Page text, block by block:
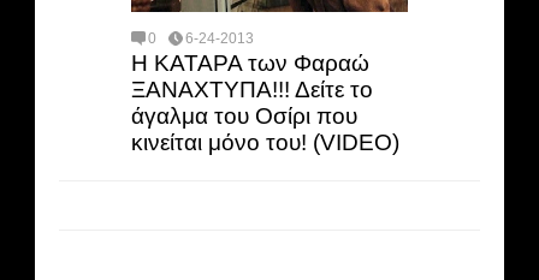
0 6-24-2013
Η ΚΑΤΑΡΑ των Φαραώ
ΞΑΝΑΧΤΥΠΑ!!! Δείτε το
άγαλμα του Οσίρι που
κινείται μόνο του! (VIDEO)